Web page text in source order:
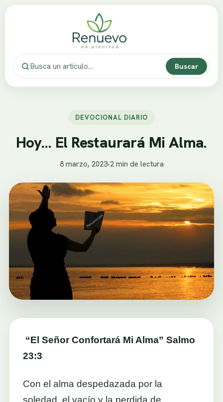
Buscar
DEVOCIONAL DIARIO
Hoy… El Restaurará Mi Alma.
8 marzo, 2023•2 min de lectura
“El Señor Confortará Mi Alma” Salmo
23:3
Con el alma despedazada por la
soledad, el vacío y la perdida de